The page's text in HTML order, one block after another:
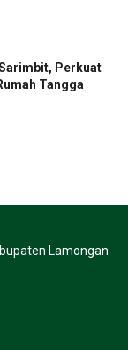
Perkuat
Tangga
Lamongan